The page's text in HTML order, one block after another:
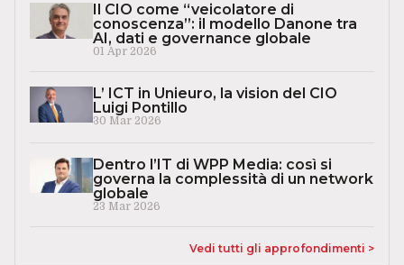
Il CIO come “veicolatore di
conoscenza”: il modello Danone tra
AI, dati e governance globale
01 Apr 2026
L’ ICT in Unieuro, la vision del CIO
Luigi Pontillo
30 Mar 2026
Dentro l’IT di WPP Media: così si
governa la complessità di un network
globale
23 Mar 2026
Vedi tutti gli approfondimenti >